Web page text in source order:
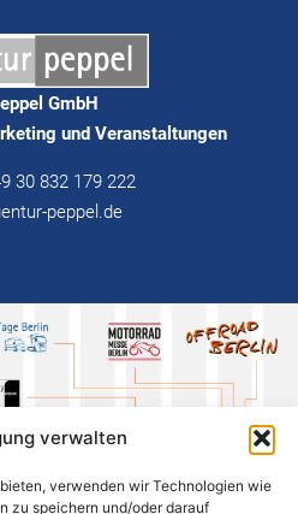
verwalten
verwenden wir Technologien wie
zu speichern und/oder darauf
GmbH
und Veranstaltungen
30 832 179 222
peppel.de